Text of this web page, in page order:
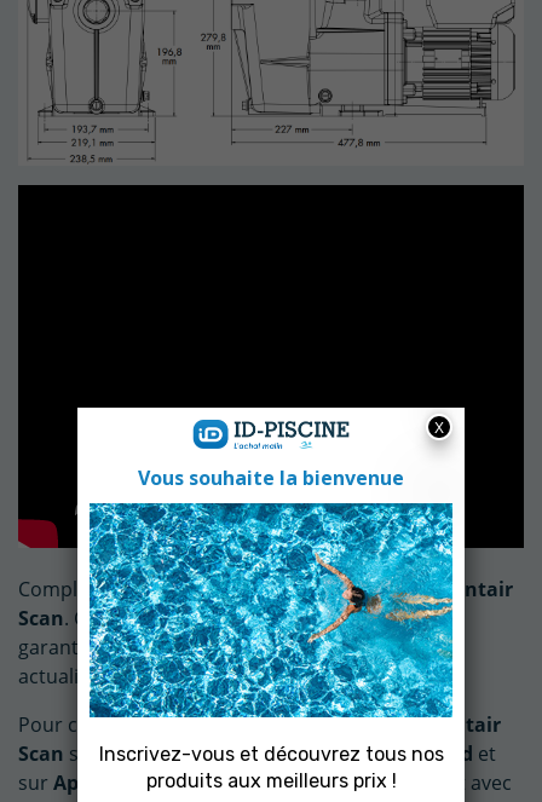
Complétez votre installation avec l'applicationPentair
Scan. Cet outil va vous permettre d'activer vos
garanties, d'avoir un accès à des informations
actualisées sur les produitsPentair.
Pour cela il suffit de télécharger l'applicationPentair
Scan sur votre téléphone, disponible surAndroid et
sur Apple
. Scanner ensuite l'étiquette du produit avec